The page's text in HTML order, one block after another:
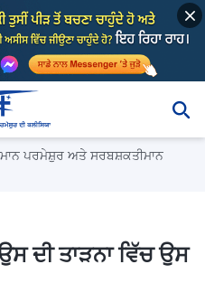
ਪਰਮੇਸ਼ੁਰ ਅਤੇ ਸਰਬਸ਼ਕਤੀਮਾਨ
ਦੀ ਤਾੜਨਾ ਵਿੱਚ ਉਸ